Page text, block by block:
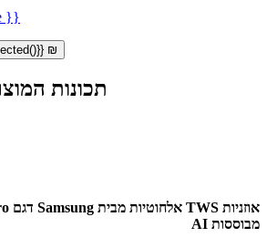
}}
₪
תכונות
אוזניות TWS אלחוטיות מבית Samsung דגם Galaxy Buds4 Pro
מבוססות AI